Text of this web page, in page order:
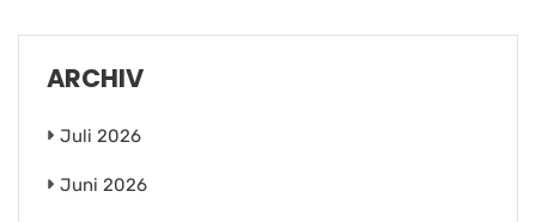
ARCHIV
Juli 2026
Juni 2026